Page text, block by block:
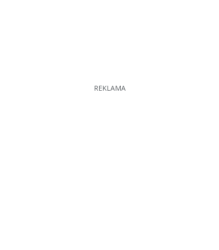
REKLAMA